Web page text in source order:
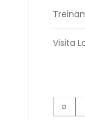
Visita
D